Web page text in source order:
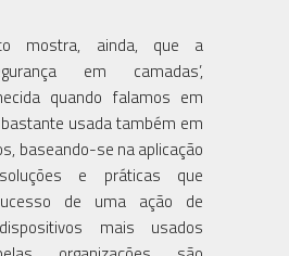
mostra, ainda, que a
em camadas’,
quando falamos em
usada também em
baseando-se na aplicação
e práticas que
de uma ação de
mais usados